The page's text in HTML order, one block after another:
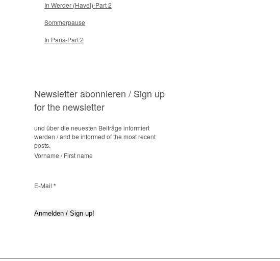
In Werder (Havel)-Part 2
Sommerpause
In Paris-Part 2
Newsletter abonnieren / Sign up
for the newsletter
und über die neuesten Beiträge informiert
werden / and be informed of the most recent
posts.
Vorname / First name
E-Mail *